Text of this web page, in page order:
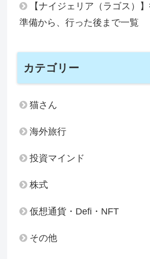
【ナイジェリア（ラゴス）
準備から、行った後まで一覧
カテゴリー
猫さん
海外旅行
投資マインド
株式
仮想通貨・Defi・NFT
その他